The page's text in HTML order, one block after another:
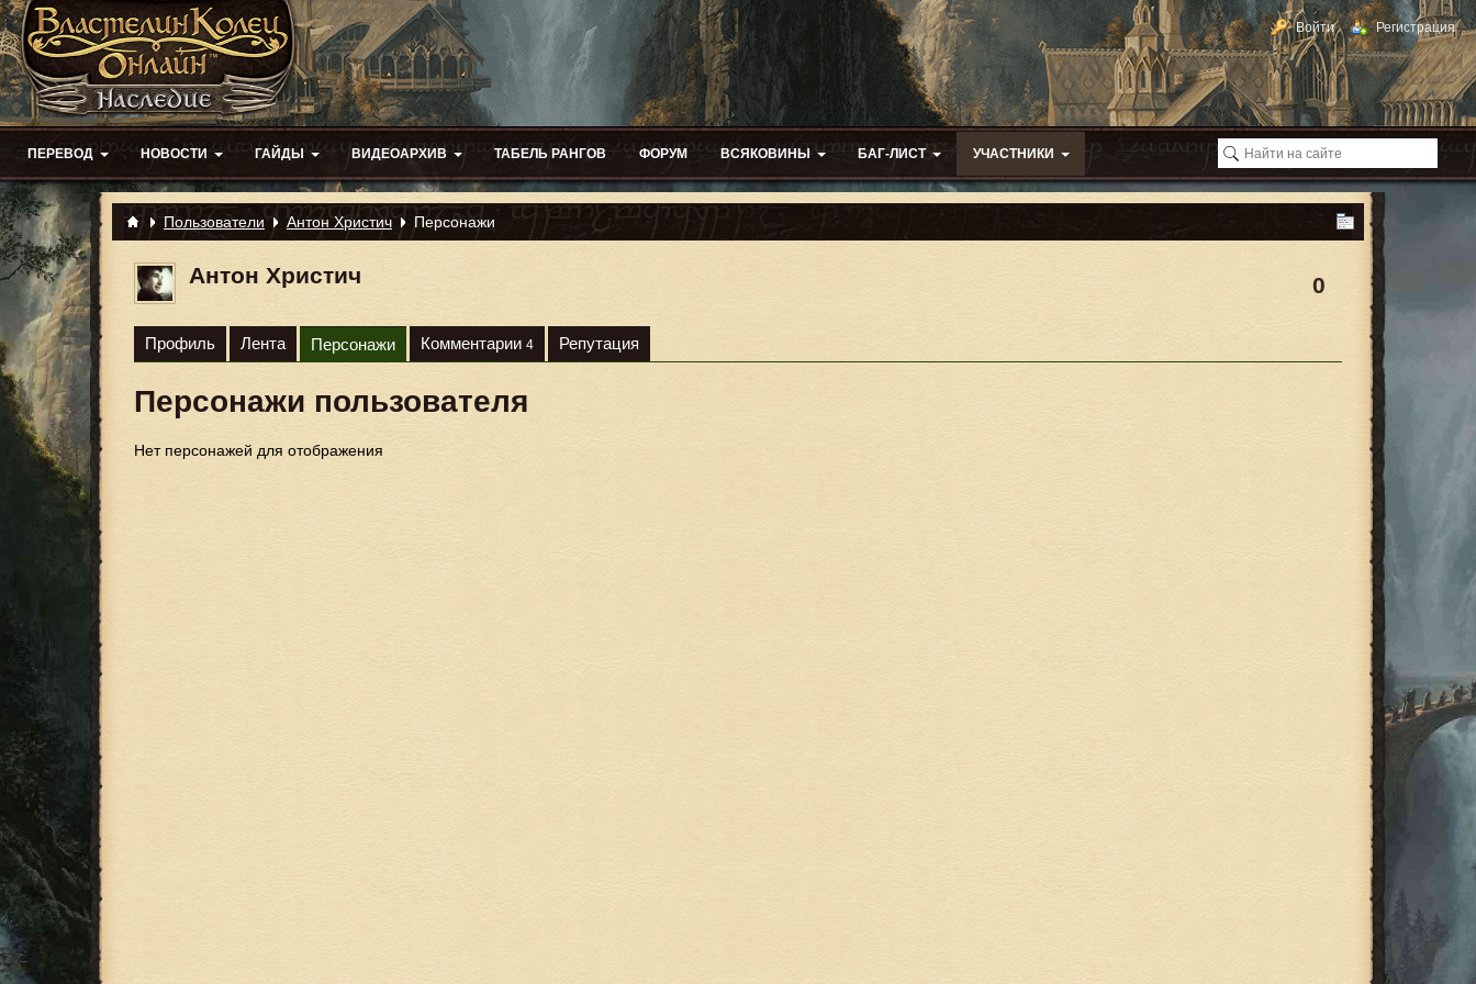
Войти Регистрация
ПЕРЕВОД НОВОСТИ ГАЙДЫ ВИДЕОАРХИВ ТАБЕЛЬ РАНГОВ ФОРУМ ВСЯКОВИНЫ БАГ-ЛИСТ УЧАСТНИКИ
Пользователи Антон Христич Персонажи
0
Антон Христич
Профиль Лента Персонажи Комментарии 4 Репутация
Персонажи пользователя
Нет персонажей для отображения